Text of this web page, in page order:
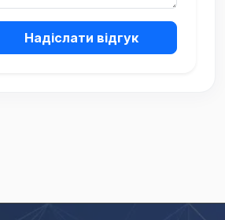
Надіслати відгук